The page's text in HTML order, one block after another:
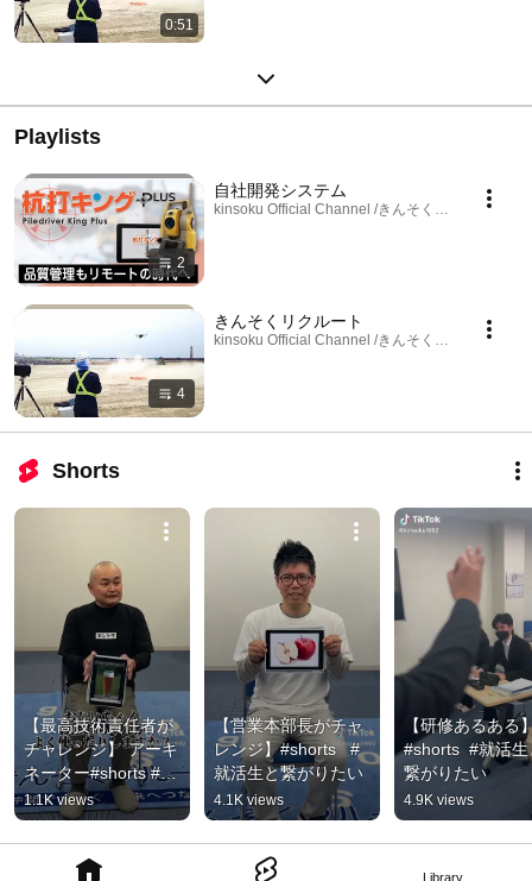
Library
0:51
Playlists
2
自社開発システム
kinsoku Official Channel /きんそく公式チャンネ
4
きんそくリクルート
kinsoku Official Channel /きんそく公式チャンネ
Shorts
【最高技術責任者が
チャレンジ】 アーキ
ネーター#shorts #就
活生と繋がりたい
1.1K views
【営業本部長がチャ
レンジ】#shorts   #
就活生と繋がりたい
4.1K views
【研修あるある
#shorts  #就活生
繋がりたい
4.9K views